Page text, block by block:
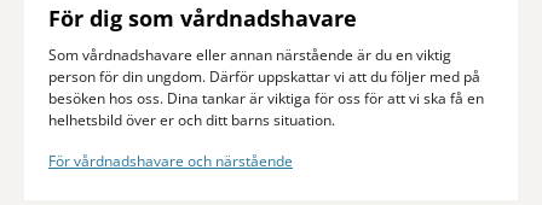
För dig som vårdnadshavare
Som vårdnadshavare eller annan närstående är du en viktig
person för din ungdom. Därför uppskattar vi att du följer med på
besöken hos oss. Dina tankar är viktiga för oss för att vi ska få en
helhetsbild över er och ditt barns situation.
För vårdnadshavare och närstående